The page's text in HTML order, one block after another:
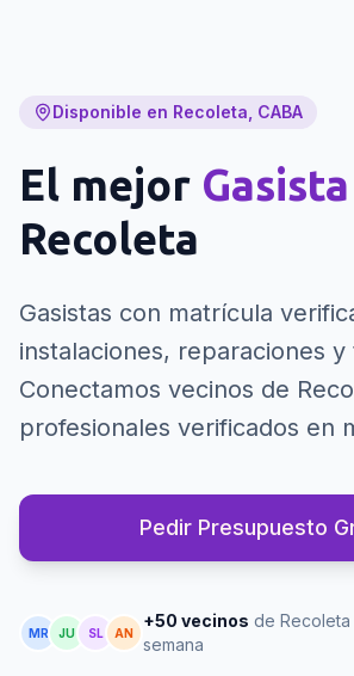
Disponible en Recoleta, CABA
El mejor Gasista
Recoleta
Gasistas con matrícula
instalaciones, reparaciones y
Conectamos vecinos de
profesionales verificados en
Pedir Presupuesto
MR JU SL AN
+50 vecinos de
semana